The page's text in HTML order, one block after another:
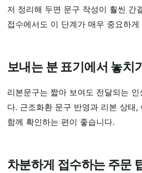
저 정리해 두면 문구 작성이 훨씬 간
접수에서도 이 단계가 매우 중요하게
보내는 분 표기에서 놓치
리본문구는 짧아 보여도 전달되는
다. 근조화환 문구 반영과 리본 상태,
함께 확인하는 편이 좋습니다.
차분하게 접수하는 주문